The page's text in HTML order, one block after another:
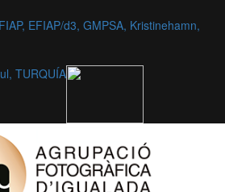
EFIAP/d3, GMPSA, Kristinehamn,
TURQUÍA